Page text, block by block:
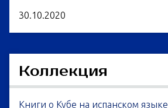
30.10.2020
Коллекция
Книги о Кубе на испанском языке